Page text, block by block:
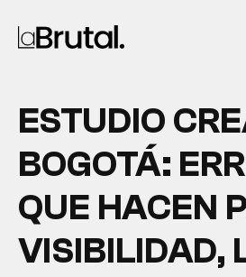
ESTUDIO
BOGOTÁ:
QUE HACEN
VISIBILIDAD,